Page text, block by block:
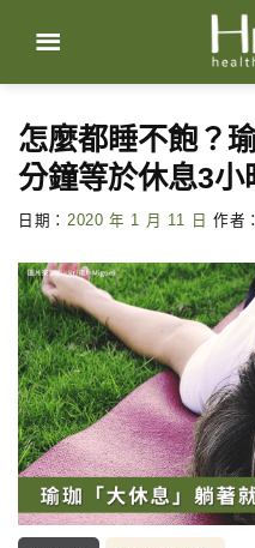
content
怎麼都睡不飽？
分鐘等於休息3小
日期： 2020 年 1 月 11 日 作者：